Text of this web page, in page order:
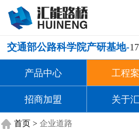
交通部公路科学院产研基地-
产品中心 工程
招商加盟 关于
首页 > 企业道路